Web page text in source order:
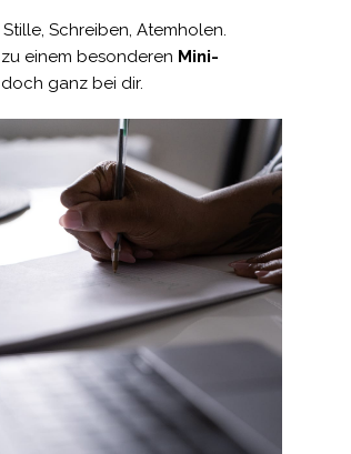
Schreiben, Atemholen.
einem besonderen Mini-
ganz bei dir.